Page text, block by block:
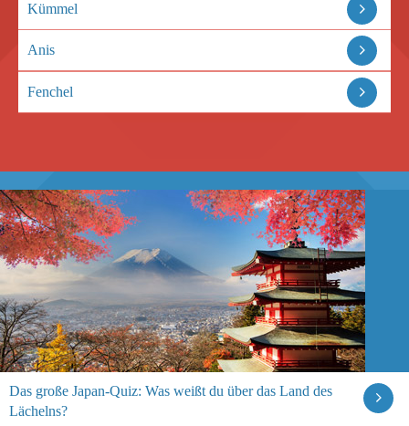
Kümmel
Anis
Fenchel
Das große Japan-Quiz: Was weißt du über das Land des
Lächelns?